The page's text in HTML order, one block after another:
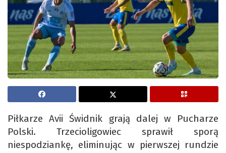
Piłkarze Avii Świdnik grają dalej w Pucharze
Polski. Trzecioligowiec sprawił sporą
niespodziankę, eliminując w pierwszej rundzie